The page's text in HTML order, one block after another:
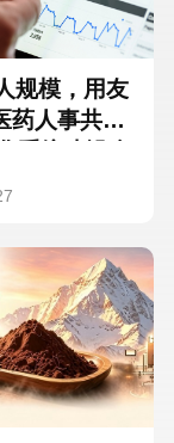
规模，用友
药人事共享